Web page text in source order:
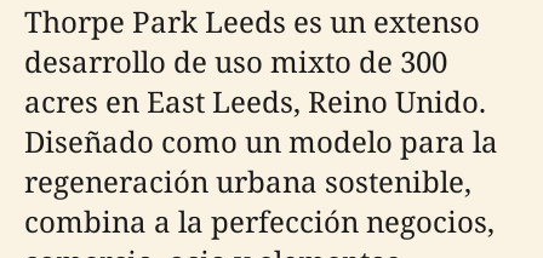
Thorpe Park Leeds es un extenso
desarrollo de uso mixto de 300
acres en East Leeds, Reino Unido.
Diseñado como un modelo para la
regeneración urbana sostenible,
combina a la perfección negocios,